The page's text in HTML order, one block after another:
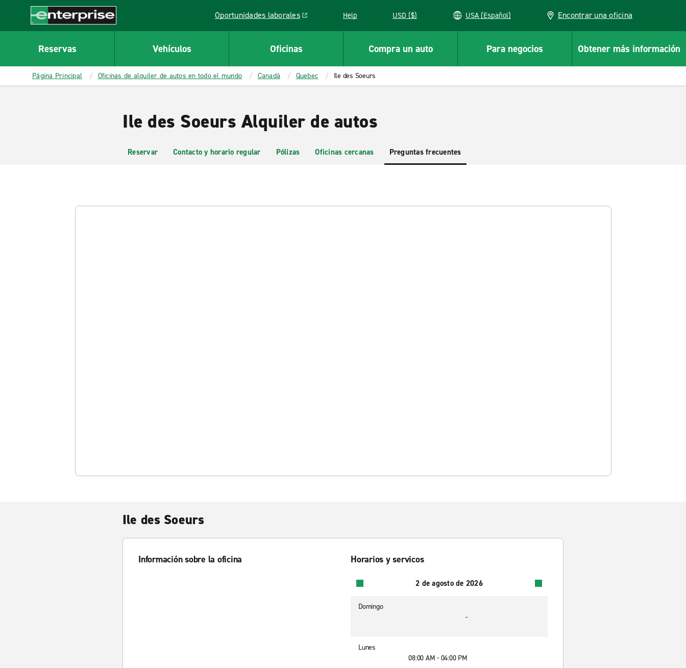
CONTENT
Enterprise
Oportunidades laborales
Link opens in a new window Help USD ($) USA (Español) Encontrar una oficina
Reservas Vehículos Oficinas Compra un auto Para negocios Obtener más información
Página Principal Oficinas de alquiler de autos en todo el mundo Canadá Quebec Ile des Soeurs
Ile des Soeurs Alquiler de autos
Reservar Contacto y horario regular Pólizas Oficinas cercanas Preguntas frecuentes
Ile des Soeurs
Información sobre la oficina Horarios y servicos
2 de agosto de 2026
Domingo
-
Lunes
08:00 AM - 04:00 PM